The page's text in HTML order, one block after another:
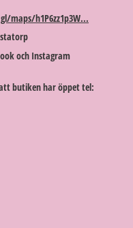
maps/h1P6zz1p3W...
och Instagram
butiken har öppet tel: